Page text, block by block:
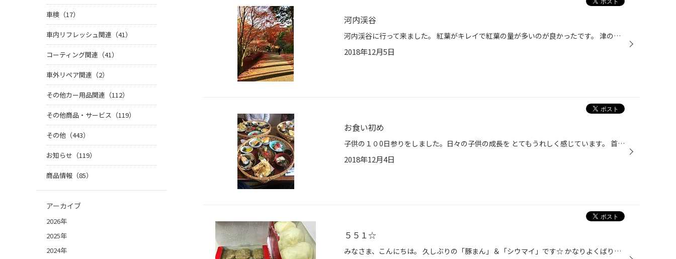
河内渓谷
河内渓谷に行って来ました。 紅葉がキレイで紅葉の量が多いのが良かったです。 津の観光名所に登録されていのでお勧めです。
2018年12月5日
お食い初め
子供の１０0日参りをしました。日々の子供の成長を とてもうれしく感じています。 首もすわりかけで寝返りを打つまであと少し！ 全力で応援します。
2018年12月4日
５５１☆
みなさま、こんにちは。 久しぶりの「豚まん」＆「シウマイ」です☆ かなりよくばりセットですｗ もちろんすべて移動時間完食しました。
車検（17）
車内リフレッシュ関連（41）
コーティング関連（41）
車外リペア関連（2）
その他カー用品関連（112）
その他商品・サービス（119）
その他（443）
お知らせ（119）
商品情報（85）
アーカイブ
2026年
2025年
2024年